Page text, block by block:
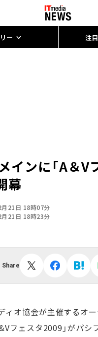
ー 注
インに「A＆V
幕
21日 18時07分
21日 18時23分
Share
ィオ協会が主催するオ
フェスタ2009」がパシ